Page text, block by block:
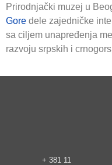
Prirodnjački muzej u
Gore dele zajedničke
sa ciljem unapređenja
razvoju srpskih i
+ 381 11